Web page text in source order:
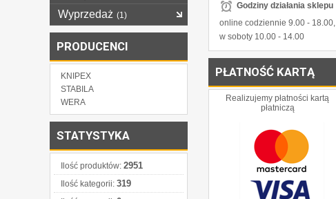
Wyprzedaż (1)
PRODUCENCI
KNIPEX
STABILA
WERA
STATYSTYKA
Ilość produktów: 2951
Ilość kategorii: 319
Godziny działania sklepu
online codziennie 9.00 - 18.00,
w soboty 10.00 - 14.00
PŁATNOŚĆ KARTĄ
Realizujemy płatności kartą
płatniczą